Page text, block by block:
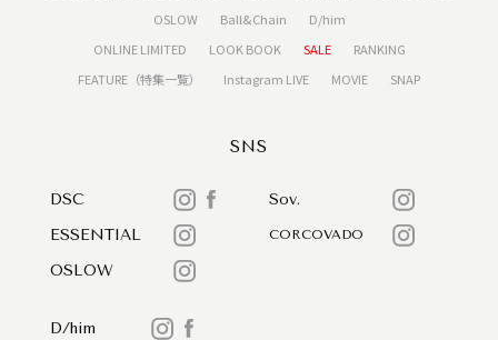
OSLOW
Ball&Chain
D/him
ONLINE LIMITED
LOOK BOOK SALE
RANKING
FEATURE（特集一覧）
Instagram LIVE MOVIE SNAP
SNS
DSC
Sov.
ESSENTIAL
CORCOVADO
OSLOW
D/him